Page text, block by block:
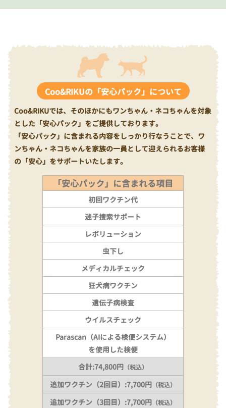
Coo&RIKUの「安心パック」について
Coo&RIKUでは、そのほかにもワンちゃん・ネコちゃんを対象
とした「安心パック」をご提供しております。
「安心パック」に含まれる内容をしっかり行なうことで、ワ
ンちゃん・ネコちゃんを家族の一員として迎えられるお客様
の「安心」をサポートいたします。
「安心パック」に含まれる項目
初回ワクチン代
迷子捜索サポート
レボリューション
虫下し
メディカルチェック
狂犬病ワクチン
遺伝子病検査
ウイルスチェック
Parascan（AIによる検便システム）
を使用した検便
合計:74,800円 （税込）
追加ワクチン（2回目）:7,700円 （税込）
追加ワクチン（3回目）:7,700円 （税込）